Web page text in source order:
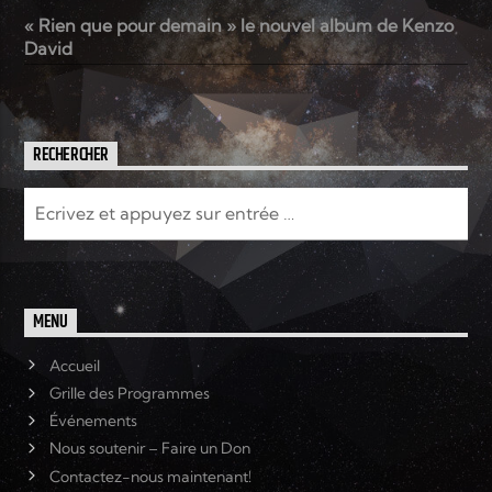
« Rien que pour demain » le nouvel album de Kenzo
David
RECHERCHER
MENU
Accueil
Grille des Programmes
Événements
Nous soutenir – Faire un Don
Contactez-nous maintenant!